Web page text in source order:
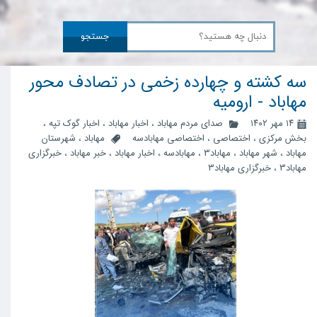
جستجو
سه کشته و چهارده‌ زخمی در تصادف محور
مهاباد - ارومیه
۱۴ مهر ۱۴۰۲ صدای مردم مهاباد ، اخبار مهاباد ، اخبار گوک تپه ،
بخش مرکزی ، اختصاصی ، اختصاصی مهابادسه مهاباد ، شهرستان
مهاباد ، شهر مهاباد ، مهاباد3 ، مهابادسه ، اخبار مهاباد ، خبر مهاباد ، خبرگزاری
مهاباد3
، خبرگزاری مهاباد۳